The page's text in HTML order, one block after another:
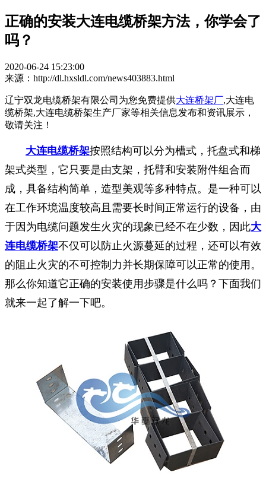
正确的安装大连电缆桥架方法，你学会了
吗？
2020-06-24 15:23:00
来源：http://dl.hxsldl.com/news403883.html
辽宁双龙电缆桥架有限公司为您免费提供大连桥架厂,大连电
缆桥架,大连电缆桥架生产厂家等相关信息发布和资讯展示，
敬请关注！
大连电缆桥架按照结构可以分为槽式，托盘式和梯
架式类型，它只要是由支架，托臂和安装附件组合而
成，具备结构简单，造型美观等多种特点。是一种可以
在工作环境温度较高且需要长时间正常运行的设备，由
于因为电缆问题发生火灾的现象已经不在少数，因此大
连电缆桥架不仅可以防止火源蔓延的过程，还可以有效
的阻止火灾的不可控制力并长期保障可以正常的使用。
那么你知道它正确的安装使用步骤是什么吗？下面我们
就来一起了解一下吧。